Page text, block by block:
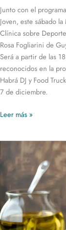
Junto con el
Joven, este sábado
Clínica sobre
Rosa Fogliarini de
Será a partir de las
reconocidos en la
Habrá DJ y Food
7 de diciembre.
Leer más »
Deleitate
con
Sabores
de
Colonia